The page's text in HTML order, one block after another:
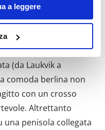
tua posizione
di qualche
scansionandolo
specifiche
i tuoi dati personali
a leggere